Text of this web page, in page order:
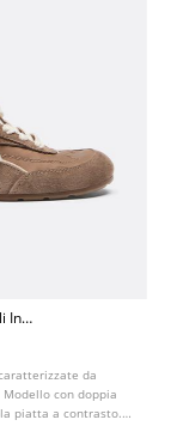
In
da
con doppia
piatta a contrasto.